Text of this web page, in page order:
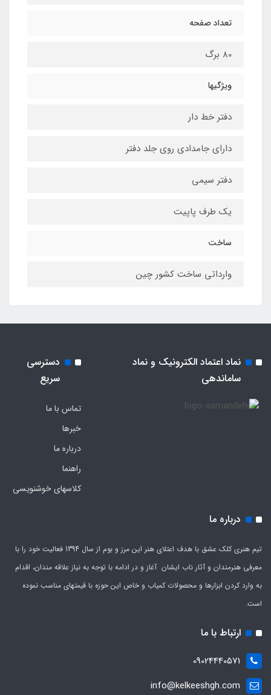
تعداد صفحه
80 برگ
ویژگیها
دفتر خط دار
دارای جامدادی روی جلد دفتر
دفتر سیمی
یک طرف پاپیت
ساخت
وارداتی ساخت کشور چین
نماد اعتماد الکترونیک و نماد
ساماندهی
دسترسی
سریع
تماس با ما
خبرها
درباره ما
راهنما
کلاسهای خوشنویسی
درباره ما
تیم هنری کلک عشق با هدف اعتلای هنر این مرز و بوم از سال 1394 فعالیت خود را با
معرفی هنرمندان و آثار ناب ایشان آغاز و در ادامه با توجه به نیاز علاقه مندان، اقدام
به وارد کردن ابزارها و محصولات کمیاب و خاص این حوزه با قیمتهای مناسب نموده
است.
ارتباط با ما
09024440571
info@kelkeeshgh.com